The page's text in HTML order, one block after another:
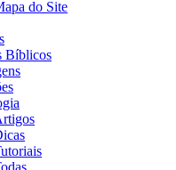
do Site
Bíblicos